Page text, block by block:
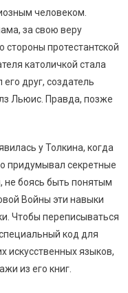
человеком.
за свою веру
стороны протестантской
католичкой стала
друг, создатель
Льюис. Правда, позже
у Толкина, когда
придумывал секретные
не боясь быть понятым
Войны эти навыки
Чтобы переписываться
код для
искусственных языков,
из его книг.